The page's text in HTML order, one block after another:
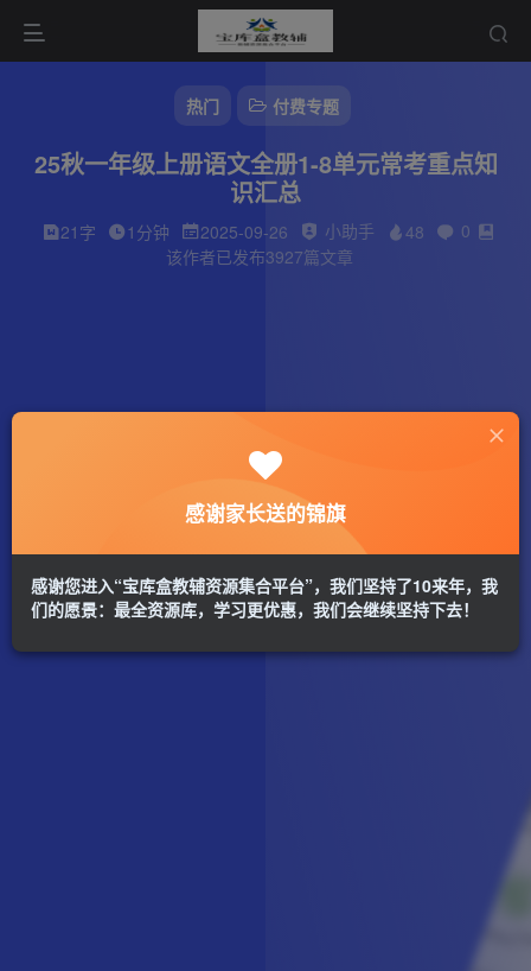
热门 付费专题
25秋一年级上册语文全册1-8单元常考重点知
识汇总
21字 1分钟 2025-09-26 小助手 48
0
该作者已发布3927篇文章
感谢家长送的锦旗
感谢您进入“宝库盒教辅资源集合平台”，我们坚持了10来年，我
们的愿景：最全资源库，学习更优惠，我们会继续坚持下去！